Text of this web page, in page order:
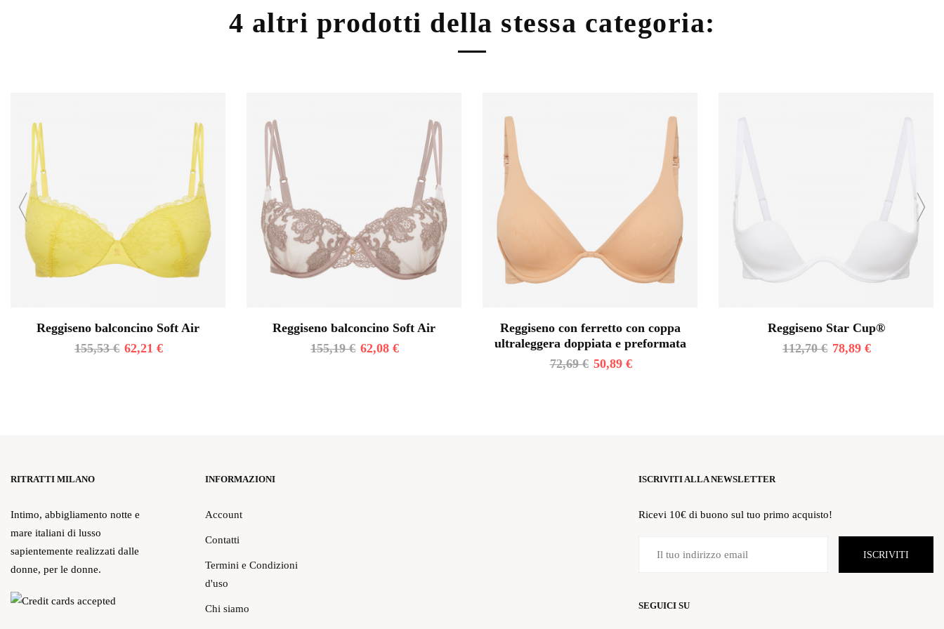
4 altri prodotti della stessa categoria:
Reggiseno balconcino Soft Air
155,53€ 62,21 €
Reggiseno balconcino Soft Air
155,19€ 62,08 €
Reggiseno con ferretto con coppa
ultraleggera doppiata e preformata
72,69€ 50,89 €
Reggiseno Star Cup®
112,70€ 78,89 €
RITRATTI MILANO
Intimo, abbigliamento notte e
mare italiani di lusso
sapientemente realizzati dalle
donne, per le donne.
INFORMAZIONI
Account
Contatti
Termini e Condizioni
d'uso
Chi siamo
ISCRIVITI ALLA NEWSLETTER
Ricevi 10€ di buono sul tuo primo acquisto!
ISCRIVITI
SEGUICI SU